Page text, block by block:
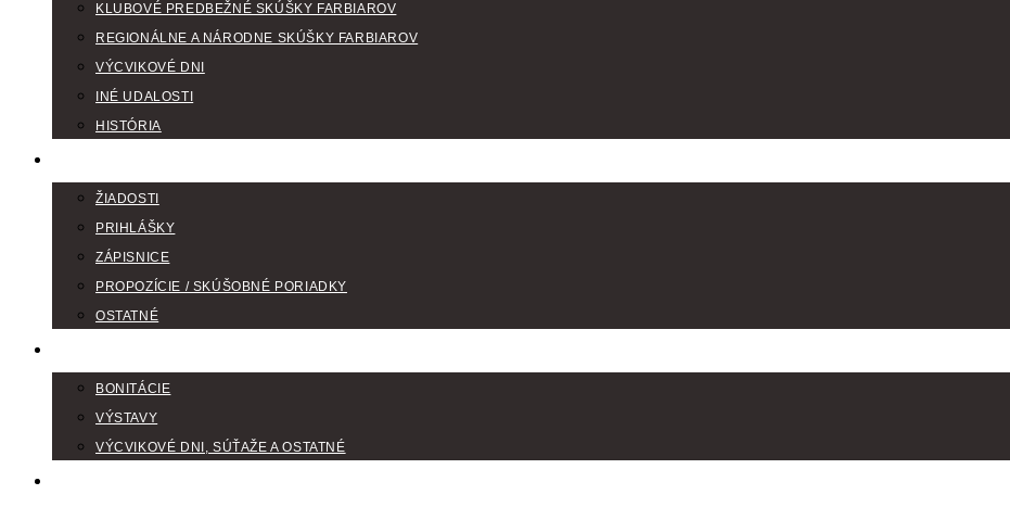
KLUBOVÉ PREDBEŽNÉ SKÚŠKY FARBIAROV
REGIONÁLNE A NÁRODNE SKÚŠKY FARBIAROV
VÝCVIKOVÉ DNI
INÉ UDALOSTI
HISTÓRIA
ŽIADOSTI
PRIHLÁŠKY
ZÁPISNICE
PROPOZÍCIE / SKÚŠOBNÉ PORIADKY
OSTATNÉ
BONITÁCIE
VÝSTAVY
VÝCVIKOVÉ DNI, SÚŤAŽE A OSTATNÉ